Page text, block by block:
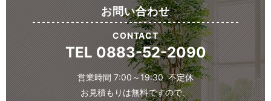
お問い合わせ
CONTACT
TEL 0883-52-2090
営業時間 7:00～19:30 不定休
お見積もりは無料ですので、